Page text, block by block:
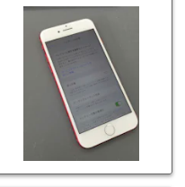
最大容量70％で電池
の減りが早い症状も
当日60分で改善